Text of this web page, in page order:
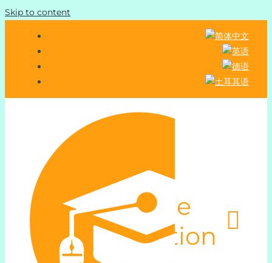
Skip to content
Toggle
Navigation